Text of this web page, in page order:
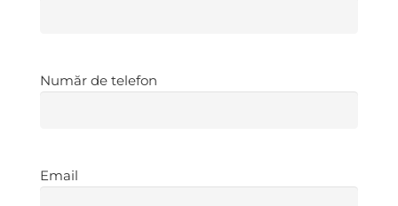
Număr
Număr de telefon
Email
Email